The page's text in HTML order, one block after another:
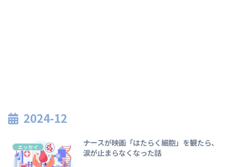
2024-12
エッセイ
ナースが映画「はたらく細胞」を観たら、
涙が止まらなくなった話